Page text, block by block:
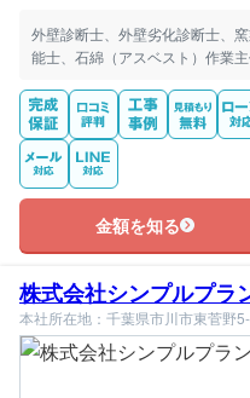
外壁診断士、外壁劣化診断士、
能士、石綿（アスベスト）作業
金額を知る
株式会社シンプルプラ
本社所在地：千葉県市川市東菅野